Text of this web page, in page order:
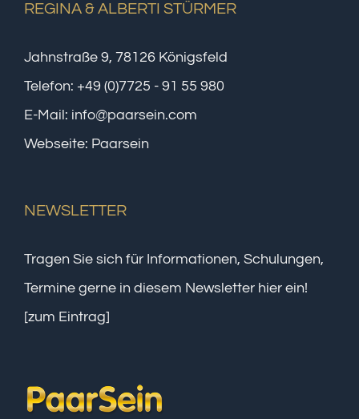
REGINA & ALBERTI STÜRMER
Jahnstraße 9, 78126 Königsfeld
Telefon: +49 (0)7725 - 91 55 980
E-Mail: info@paarsein.com
Webseite: Paarsein
NEWSLETTER
Tragen Sie sich für Informationen, Schulungen,
Termine gerne in diesem Newsletter hier ein!
[zum Eintrag]